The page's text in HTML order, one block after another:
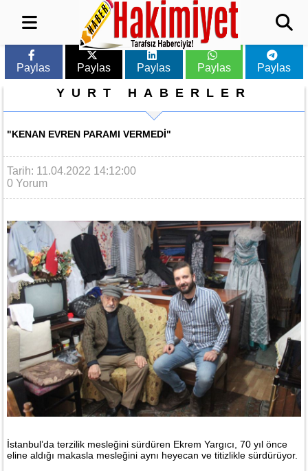
Paylas Paylas Paylas Paylas Paylas
YURT HABERLER
"KENAN EVREN PARAMI VERMEDI"
Tarih: 11.04.2022 14:12:00
0 Yorum
İstanbul’da terzilik mesleğini sürdüren Ekrem Yargıcı, 70 yıl önce
eline aldığı makasla mesleğini aynı heyecan ve titizlikle sürdürüyor.